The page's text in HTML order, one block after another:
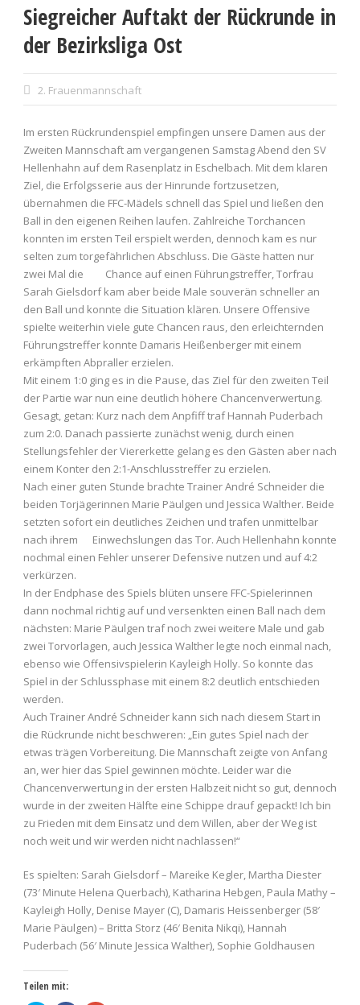
Siegreicher Auftakt der Rückrunde in
der Bezirksliga Ost
2. Frauenmannschaft
Im ersten Rückrundenspiel empfingen unsere Damen aus der
Zweiten Mannschaft am vergangenen Samstag Abend den SV
Hellenhahn auf dem Rasenplatz in Eschelbach. Mit dem klaren
Ziel, die Erfolgsserie aus der Hinrunde fortzusetzen,
übernahmen die FFC-Mädels schnell das Spiel und ließen den
Ball in den eigenen Reihen laufen. Zahlreiche Torchancen
konnten im ersten Teil erspielt werden, dennoch kam es nur
selten zum torgefährlichen Abschluss. Die Gäste hatten nur
zwei Mal die Chance auf einen Führungstreffer, Torfrau
Sarah Gielsdorf kam aber beide Male souverän schneller an
den Ball und konnte die Situation klären. Unsere Offensive
spielte weiterhin viele gute Chancen raus, den erleichternden
Führungstreffer konnte Damaris Heißenberger mit einem
erkämpften Abpraller erzielen.
Mit einem 1:0 ging es in die Pause, das Ziel für den zweiten Teil
der Partie war nun eine deutlich höhere Chancenverwertung.
Gesagt, getan: Kurz nach dem Anpfiff traf Hannah Puderbach
zum 2:0. Danach passierte zunächst wenig, durch einen
Stellungsfehler der Viererkette gelang es den Gästen aber nach
einem Konter den 2:1-Anschlusstreffer zu erzielen.
Nach einer guten Stunde brachte Trainer André Schneider die
beiden Torjägerinnen Marie Päulgen und Jessica Walther. Beide
setzten sofort ein deutliches Zeichen und trafen unmittelbar
nach ihrem Einwechslungen das Tor. Auch Hellenhahn konnte
nochmal einen Fehler unserer Defensive nutzen und auf 4:2
verkürzen.
In der Endphase des Spiels blüten unsere FFC-Spielerinnen
dann nochmal richtig auf und versenkten einen Ball nach dem
nächsten: Marie Päulgen traf noch zwei weitere Male und gab
zwei Torvorlagen, auch Jessica Walther legte noch einmal nach,
ebenso wie Offensivspielerin Kayleigh Holly. So konnte das
Spiel in der Schlussphase mit einem 8:2 deutlich entschieden
werden.
Auch Trainer André Schneider kann sich nach diesem Start in
die Rückrunde nicht beschweren: „Ein gutes Spiel nach der
etwas trägen Vorbereitung. Die Mannschaft zeigte von Anfang
an, wer hier das Spiel gewinnen möchte. Leider war die
Chancenverwertung in der ersten Halbzeit nicht so gut, dennoch
wurde in der zweiten Hälfte eine Schippe drauf gepackt! Ich bin
zu Frieden mit dem Einsatz und dem Willen, aber der Weg ist
noch weit und wir werden nicht nachlassen!“
Es spielten: Sarah Gielsdorf – Mareike Kegler, Martha Diester
(73′ Minute Helena Querbach), Katharina Hebgen, Paula Mathy –
Kayleigh Holly, Denise Mayer (C), Damaris Heissenberger (58′
Marie Päulgen) – Britta Storz (46′ Benita Nikqi), Hannah
Puderbach (56′ Minute Jessica Walther), Sophie Goldhausen
Teilen mit: